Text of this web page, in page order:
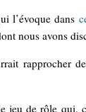
l’évoque dans
nous avons
rapprocher
jeu de rôle qui,